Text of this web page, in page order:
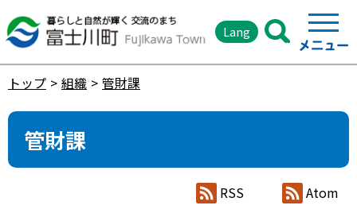
Lang
トップ 組織 管財課
管財課
RSS Atom